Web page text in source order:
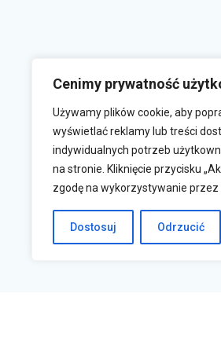
Cenimy prywatność
Używamy plików cookie, aby
wyświetlać reklamy lub treści
indywidualnych potrzeb
na stronie. Kliknięcie przycisku
zgodę na wykorzystywanie przez
Dostosuj Odrzucić
Krasne 830A, 36-007